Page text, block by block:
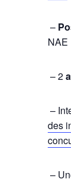
–
NAE
– 2
–
des
–